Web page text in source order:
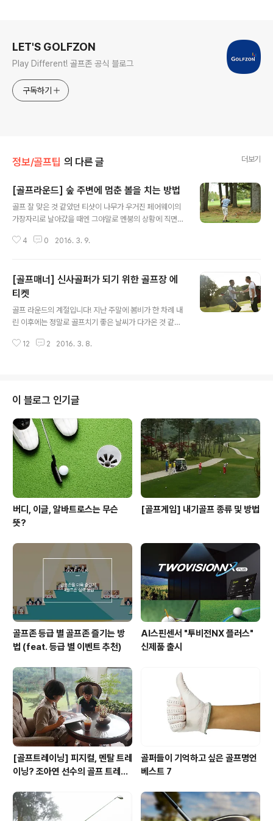
LET'S GOLFZON
Play Different! 골프존 공식 블로그
구독하기
정보/골프팁 의 다른 글 더보기
[골프라운드] 숲 주변에 멈춘 볼을 치는 방법
골프 잘 맞은 것 같았던 티샷이 나무가 우거진 페어웨이의
가장자리로 날아갔을 때엔 그야말로 멘붕의 상황에 직면하
향을 정하려 요리조리 샷할 방향을 살펴보아도 애매한 위
장 보편적으로 겪은 숲 근처에서의 상황을 풀어나가볼게
요! 숲 주변에 멈춘 볼을 치는 방법 1. 페어웨이 왼편의 나무
옆에 멈춘 볼 위 사진과 같이 페어웨이의 왼편 나무 앞에 볼
이 멈추었을 경우입니다. 오른손잡이 골퍼라면 나무 때문
있을까요? 첫번째 방법은 나무를 등지고 불완전한 자세로
4 0 2016. 3. 9.
[골프매너] 신사골퍼가 되기 위한 골프장 에
티켓
골프 라운드의 계절입니다! 지난 주말에 봄비가 한 차례 내
린 이후에는 정말로 골프치기 좋은 날씨가 다가온 것 같은
들이 많이 계실 것 같네요. 골프 라운드에서 가장 중요한 것
는데요. 이 점은 라운드 규칙보다 중요도가 높지 않다고 생
각되어서인지, 지켜지지 않는 경우가 많아 타인, 타팀에게
불편함을 끼치는 경우가 많다고 해요. 'Manners Maket
h Man(매너가 사람을 만든다)'라는 말처럼, 골프장에서 지
켜야 할 에티켓들을 알아볼까요? 타인의 비매너를 비난하
기 전에, 자신의 에..
12 2 2016. 3. 8.
이 블로그 인기글
버디, 이글, 알바트로스는 무슨
뜻?
[골프게임] 내기골프 종류 및 방법
골프존 등급 별 골프존 즐기는 방
법 (feat. 등급 별 이벤트 추천)
AI스핀센서 "투비전NX 플러스"
신제품 출시
[골프트레이닝] 피지컬, 멘탈 트레
이닝? 조아연 선수의 골프 트레이
골퍼들이 기억하고 싶은 골프명언
베스트 7